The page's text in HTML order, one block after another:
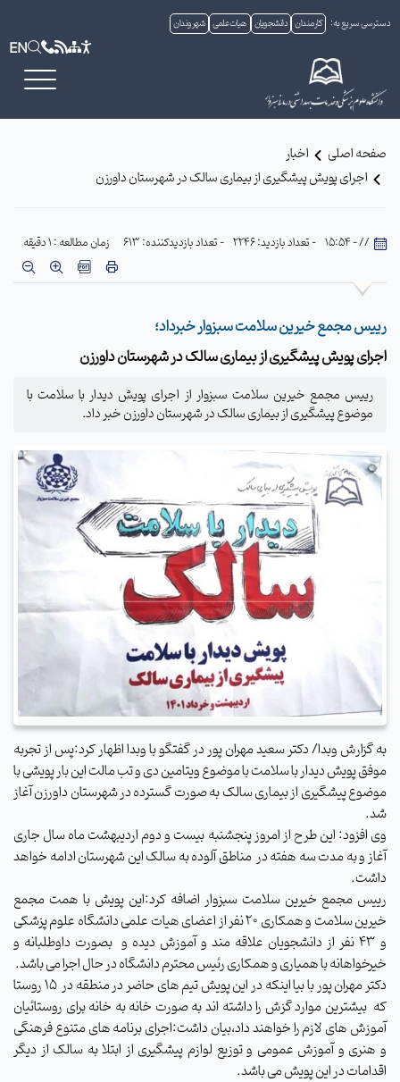
دسترسی سریع به: کارمندان دانشجویان هیات علمی شهروندان
EN
صفحه اصلی
اخبار
اجرای پویش پیشگیری از بیماری سالک در شهرستان داورزن
// - 15:54 - تعداد بازدید: 2246 - تعداد بازدیدکننده: 613 زمان مطالعه : 1 دقیقه
رییس مجمع خیرین سلامت سبزوار خبرداد؛
اجرای پویش پیشگیری از بیماری سالک در شهرستان داورزن
رییس مجمع خیرین سلامت سبزوار از اجرای پویش دیدار با سلامت با
موضوع پیشگیری از بیماری سالک در شهرستان داورزن خبر داد.
به گزارش وبدا/ دکتر سعید مهران پور در گفتگو با وبدا اظهار کرد:پس از تجربه
موفق پویش دیدار با سلامت با موضوع ویتامین دی و تب مالت این بار پویشی با
موضوع پیشگیری از بیماری سالک به صورت گسترده در شهرستان داورزن آغاز
شد.
وی افزود: این طرح از امروز پنجشنبه بیست و دوم اردیبهشت ماه سال جاری
آغاز و به مدت سه هفته در مناطق آلوده به سالک این شهرستان ادامه خواهد
داشت.
رییس مجمع خیرین سلامت سبزوار اضافه کرد:این پویش با همت مجمع
خیرین سلامت و همکاری ۲۰ نفر از اعضای هیات علمی دانشگاه علوم پزشکی
و ۴۳ نفر از دانشجویان علاقه مند و آموزش دیده و بصورت داوطلبانه و
خیرخواهانه با همیاری و همکاری رئیس محترم دانشگاه در حال اجرا می باشد.
دکتر مهران پور با بیا اینکه در این پویش تیم های حاضر در منطقه در ۱۵ روستا
که بیشترین موارد گزش را داشته اند به صورت خانه به خانه برای روستائیان
آموزش های لازم را خواهند داد،بیان داشت:اجرای برنامه های متنوع فرهنگی
و هنری و آموزش عمومی و توزیع لوازم پیشگیری از ابتلا به سالک از دیگر
اقدامات در این پویش می باشد‌.